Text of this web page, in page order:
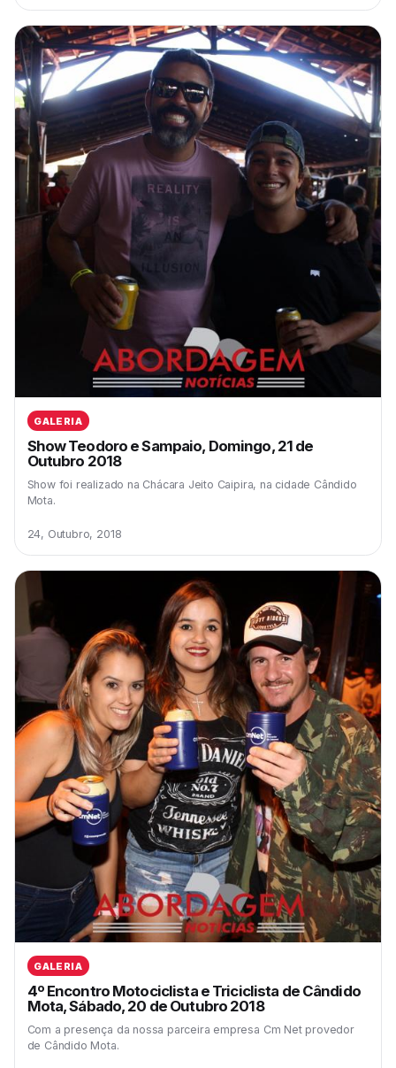
GALERIA
Show Teodoro e Sampaio, Domingo, 21 de
Outubro 2018
Show foi realizado na Chácara Jeito Caipira, na cidade Cândido
Mota.
24, Outubro, 2018
GALERIA
4º Encontro Motociclista e Triciclista de Cândido
Mota, Sábado, 20 de Outubro 2018
Com a presença da nossa parceira empresa Cm Net provedor
de Cândido Mota.